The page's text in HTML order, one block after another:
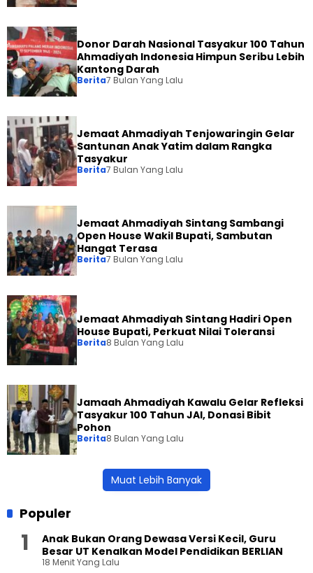
Donor Darah Nasional Tasyakur 100 Tahun
Ahmadiyah Indonesia Himpun Seribu Lebih
Kantong Darah
Berita7 Bulan Yang Lalu
Jemaat Ahmadiyah Tenjowaringin Gelar
Santunan Anak Yatim dalam Rangka
Tasyakur
Berita7 Bulan Yang Lalu
Jemaat Ahmadiyah Sintang Sambangi
Open House Wakil Bupati, Sambutan
Hangat Terasa
Berita7 Bulan Yang Lalu
Jemaat Ahmadiyah Sintang Hadiri Open
House Bupati, Perkuat Nilai Toleransi
Berita8 Bulan Yang Lalu
Jamaah Ahmadiyah Kawalu Gelar Refleksi
Tasyakur 100 Tahun JAI, Donasi Bibit
Pohon
Berita8 Bulan Yang Lalu
Muat Lebih Banyak
Populer
Anak Bukan Orang Dewasa Versi Kecil, Guru
Besar UT Kenalkan Model Pendidikan BERLIAN
18 Menit Yang Lalu